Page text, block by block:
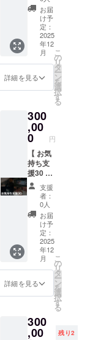
現、宣
伝目的
の文言
は不可
となり
順は五
十音順
ファ
ベット
順で統
一いた
しま
す。
フォン
トやサ
イズは
制作側
に一任
くださ
い。
幅 42 /
46 / 50 /
54 / 57
袖丈
19 / 20 /
22 / 24 /
■「心を
込めた
ル」
■「待ち
受け画
像デー
タ」5枚
・プロ
ジェク
トペー
ジ内
「リ
ターン
につい
て」に
記載
■「クラ
ファン
テッ
カー」1
クト
ページ
定くだ
さい。
・絵文
字や特
殊記
号、公
序良俗
に反す
の文言
は不可
となり
ます。
・掲載
順は五
十音順
または
アル
ファ
ベット
順で統
一いた
しま
す。
フォン
トやサ
イズは
い。 ・
映画祭
サイ
ズ：A3
サイズ
大判印
刷 ・
ページ
数：32p
■「クラ
ファン
ツ」1枚
小坂薫
平が
100kg
越えの
イソマ
グロを
仕留め
たこと
を記念
した、
クラ
ファン
限定デ
ザイン
のTシャ
ツで
す。素
材は綿
100％を
デザイ
ンは細
薫平が
100kg
越えの
イソマ
グロを
仕留め
たこと
を記念
した、
限定デ
ザイン
のTシャ
ツ ・詳
細はプ
ロジェ
クト
ページ
内「リ
ターン
につい
て」に
記載
■「心を
込めた
感謝の
メー
ル」
■「待ち
タ」5枚
・プロ
る表
現、宣
伝目的
の文言
は不可
となり
ます。
・掲載
順は五
アル
ファ
ベット
順で統
一いた
しま
す。
フォン
トやサ
イズは
制作側
に一任
くださ
い。
■「映画
のエン
ドロー
ルにア
ソシエ
デュー
サーと
ただい
た方に
直接
メール
いたし
ます ・
交通
費、食
費その
金額に
含まれ
ません
■「Mis
sion100
ビジュ
アル
ブッ
ク」1冊
Mission
100プロ
ジェク
トの軌
跡や小
坂薫
平・PJ
メン
バーの
定版写
真など
できま
す。
（編集
権、決
定権は
ござい
ませ
ん） ・
詳細は
いた方
に直接
メール
いたし
ます
■「一部
制作会
議（原
則オン
ライ
ン）へ
ご招
待」1名
・映画
の企画
構成な
どに関
する
ミー
加でき
ます ・
りレッ
スン付
き特別
プラン
■「小坂
薫平に
よるマ
ンツー
レッス
ン」1名
世界中
の海を
潜りト
レーニ
ングを
重ねて
きた小
坂によ
る直接
レッス
ンで
す。滅
多に行
われま
せん。
内容は
ご支援
と相談
してカ
お届
け予
定：
2025
年12
月
詳細を見る
こ
の
リ
タ
ー
ン
を
選
択
す
る
300
,00
0 円
【 お気
持ち支
援30 】
■「心を
込めた
感謝の
メー
ル」
■「待ち
受け画
像デー
タ」5枚
Mission
100の迫
力ある
ち受け
データ
支援
者：
0人
お届
け予
定：
2025
年12
月
詳細を見る
こ
の
リ
タ
ー
ン
を
選
択
す
る
300
,00 残り2